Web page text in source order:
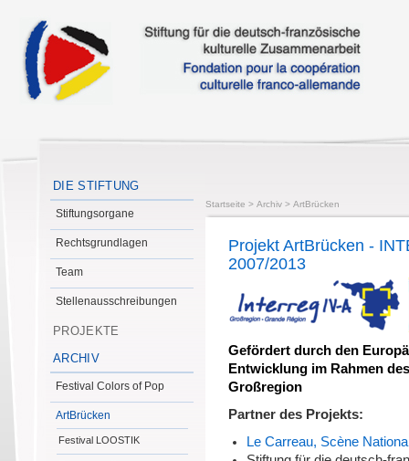
DIE STIFTUNG
Stiftungsorgane
Rechtsgrundlagen
Team
Stellenausschreibungen
PROJEKTE
ARCHIV
Festival Colors of Pop
ArtBrücken
Festival LOOSTIK
Startseite > Archiv > ArtBrücken
Projekt ArtBrücken -
2007/2013
Gefördert durch den
Entwicklung im Rahmen
Großregion
Partner des Projekts:
Le Carreau, Scène